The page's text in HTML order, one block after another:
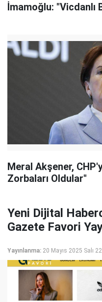
İmamoğlu: "Vicdanlı
Meral Akşener,
Zorbaları Oldular"
Yeni Dijital
Gazete Favori
Yayınlanma: 20 Mayıs 2025 Salı